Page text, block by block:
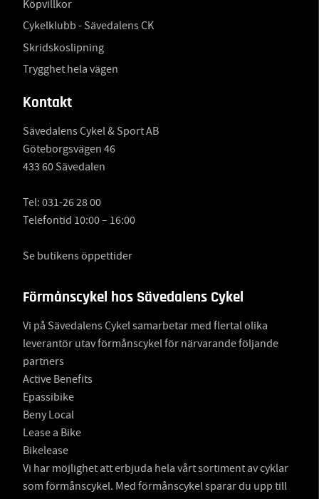
Köpvillkor
Cykelklubb - Sävedalens CK
Skridskoslipning
Trygghet hela vägen
Kontakt
Sävedalens Cykel & Sport AB
Göteborgsvägen 46
433 60 Sävedalen
Tel: 031-26 28 00
Telefontid 10:00 – 16:00
Se butikens öppettider
Förmånscykel hos Sävedalens Cykel
Vi på Sävedalens Cykel samarbetar med flertal olika
leverantör utav förmånscykel för närvarande följande
partners
Active Benefits
Epassibike
Beny Local
Lease a Bike
Bikelease
Vi har möjlighet att erbjuda hela vårt sortiment av cyklar
som förmånscykel. Med förmånscykel sparar du upp till